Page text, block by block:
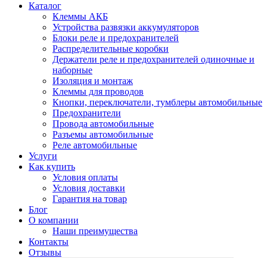
Каталог
Клеммы АКБ
Устройства развязки аккумуляторов
Блоки реле и предохранителей
Распределительные коробки
Держатели реле и предохранителей одиночные и
наборные
Изоляция и монтаж
Клеммы для проводов
Кнопки, переключатели, тумблеры автомобильные
Предохранители
Провода автомобильные
Разъемы автомобильные
Реле автомобильные
Услуги
Как купить
Условия оплаты
Условия доставки
Гарантия на товар
Блог
О компании
Наши преимущества
Контакты
Отзывы